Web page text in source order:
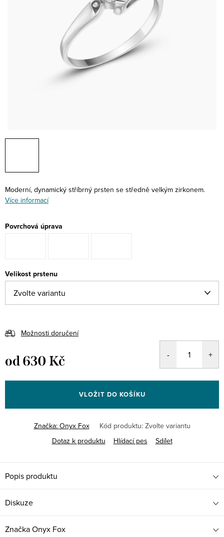
Moderní, dynamický stříbrný prsten se středně velkým zirkonem.
Více informací
Povrchová úprava
Velikost prstenu
Možnosti doručení
od630 Kč
cena:
VLOŽIT DO KOŠÍKU
Značka: Onyx Fox Kód produktu: Zvolte variantu
Dotaz k produktu
Hlídací pes Sdílet
Popis produktu
Diskuze
ZnačkaOnyx Fox